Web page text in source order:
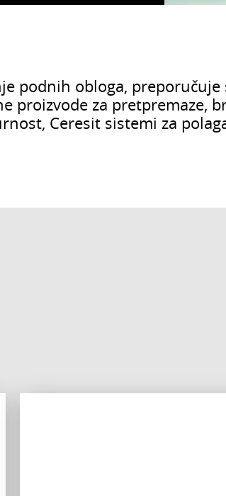
podnih obloga,
proizvode za pretpremaze,
Ceresit sistemi za